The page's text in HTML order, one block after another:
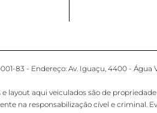
83 - Endereço: Av. Iguaçu, 4400 -
layout aqui veiculados são de
na responsabilização cível e criminal.